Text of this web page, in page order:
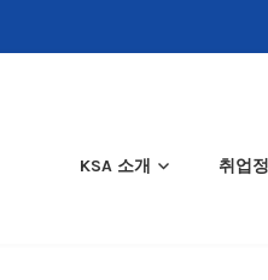
KSA 소개 취업